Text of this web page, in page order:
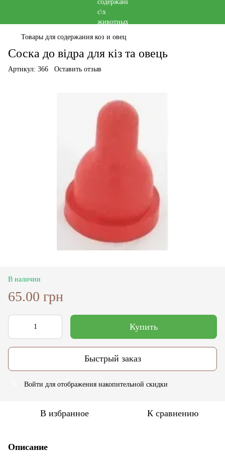
Товары для содержания коз и овец
Соска до відра для кіз та овець
Артикул: 366 Оставить отзыв
В наличии
65.00 грн
Купить
Быстрый заказ
Войти для отображения накопительной скидки
В избранное К сравнению
Описание